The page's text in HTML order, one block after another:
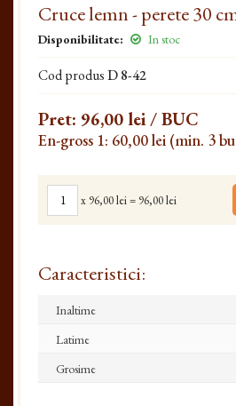
Cruce lemn - perete 30
Disponibilitate: In stoc
Cod produsD 8-42
Pret: 96,00 lei/ BUC
En-gross 1: 60,00 lei (min. 3
x 96,00 lei= 96,00 lei
Caracteristici:
Inaltime
Latime
Grosime